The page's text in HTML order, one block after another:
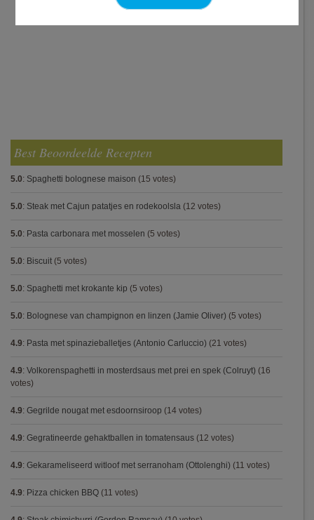
Best Beoordeelde Recepten
5.0: Spaghetti bolognese maison (15 votes)
5.0: Steak met Cajun patatjes en rodekoolsla (12 votes)
5.0: Pasta carbonara met mosselen (5 votes)
5.0: Biscuit (5 votes)
5.0: Spaghetti met krokante kip (5 votes)
5.0: Bolognese van champignon en linzen (Jamie Oliver) (5 votes)
4.9: Pasta met spinazieballetjes (Antonio Carluccio) (21 votes)
4.9: Volkorenspaghetti in mosterdsaus met prei en spek (Colruyt) (16
votes)
4.9: Gegrilde nougat met esdoornsiroop (14 votes)
4.9: Gegratineerde gehaktballen in tomatensaus (12 votes)
4.9: Gekarameliseerd witloof met serranoham (Ottolenghi) (11 votes)
4.9: Pizza chicken BBQ (11 votes)